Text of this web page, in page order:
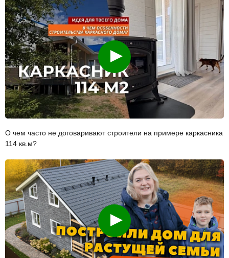
Смотреть
О чем часто не договаривают строители на примере каркасника
114 кв.м?
Смотреть